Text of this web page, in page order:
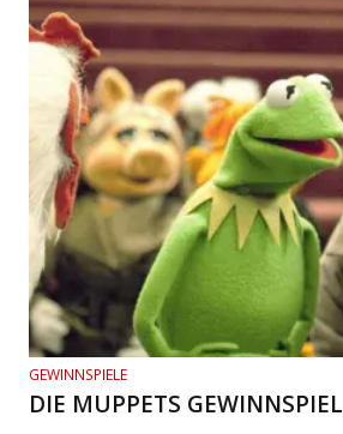
GEWINNSPIELE
DIE MUPPETS GEWINNSPIEL